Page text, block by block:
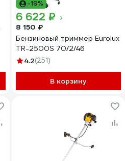
-19%
6 622 ₽
8 150 ₽
Бензиновый триммер Eurolux
TR-2500S 70/2/46
4.2(251)
В корзину